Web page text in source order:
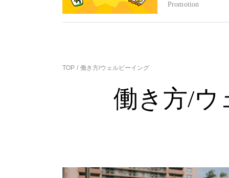
Promotion
TOP 働き方/ウェルビーイング
働き方/ウ